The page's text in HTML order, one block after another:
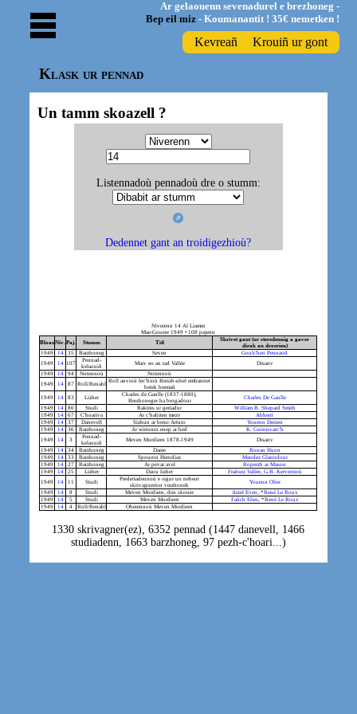
Ar gelaouenn sevenadurel e brezhoneg -
Bep eil miz- Koumanantit ! 35€ nemetken !
Kevreañ Krouiñ ur gont
Klask ur pennad
Un tamm skoazell ?
Listennadoù pennadoù dre o stumm:
Dedennet gant an troidigezhioù?
Niverenn 14 Al Liamm
Mae-Gouere 1949 • 108 pajenn
BloazNiv. Paj. Stumm Titl
Skrivet gant (ur steredennig a gaver
dirak an droerien)
1949
14 35 Barzhoneg Seven
Goulc'hen Pennaod
1949
14 107
Pennad-
kelaouiñ
Marv eo an tad Vallée
Disanv
1949
14 94 Notennoù
Notennoù
1949
14 87 Roll/Renabl Roll anvioù lec’hioù Breizh-uhel embannet
betek bremañ
1949
14 83 Lizher
Charles de Gaulle (1837-1880),
Brezhoneger ha brogadour
Charles De Gaulle
1949
14 80 Studi Raktres ur geriadur
William B. Shepard Smith
1949
14 67 C'hoariva Ar c’habiten mezv
Abherri
1949
14 37 Danevell Sizhun ar breur Arturo
Youenn Drezen
1949
14 36 Barzhoneg Ar wirionez enep ar bed
K. Gwionvarc’h
1949
14 3
Pennad-
kelaouiñ
Meven Mordiern 1878-1949
Disanv
1949
14 34 Barzhoneg Daere
Ronan Huon
1949
14 33 Barzhoneg Spouron Herodiaz
Maodez Glanndour
1949
14 27 Barzhoneg Ar pevar avel
Roperzh ar Mason
1949
14 25 Lizher Daou lizher Frañsez Vallée, G.B. Kerverzioù
1949
14 11 Studi
Prederiadennoù e sigur un nebeut
skrivagnerion vrezhonek
Youenn Olier
1949
14 8 Studi Meven Mordiern, den skouer Arzel Even , *René Le Roux
1949
14 5 Studi Meven Mordiern Fañch Elies, *René Le Roux
1949
14 4 Roll/Renabl Oberennoù Meven Mordiern
1330 skrivagner(ez), 6352 pennad (1447 danevell, 1466
studiadenn, 1663 barzhoneg, 97 pezh-c'hoari...)